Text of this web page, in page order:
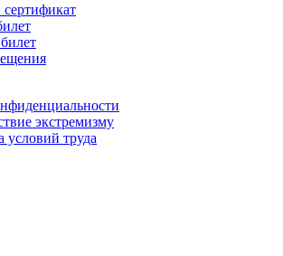
экстремизму
условий труда